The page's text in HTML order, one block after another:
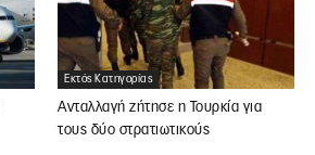
Εκτός Κατηγορίας
Ανταλλαγή ζήτησε η Τουρκία για
τους δύο στρατιωτικούς